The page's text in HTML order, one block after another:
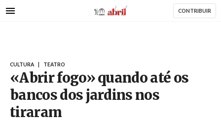
para
AbrilAbril CONTRIBUIR
CULTURA TEATRO
«Abrir fogo» quando até os
bancos dos jardins nos
tiraram